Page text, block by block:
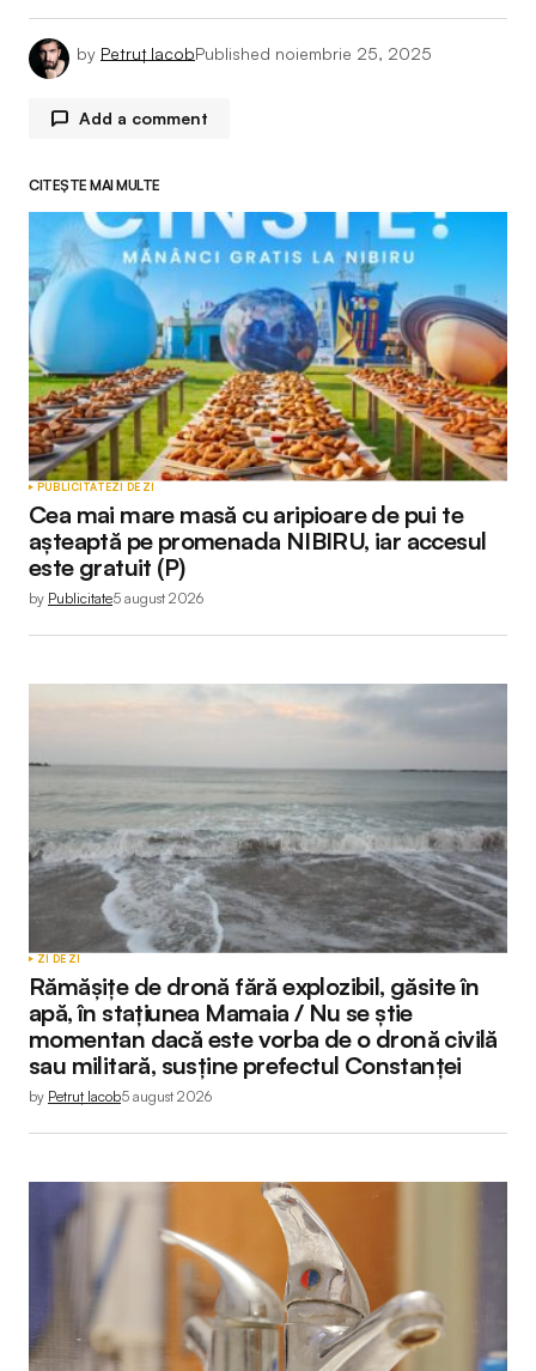
by Petruț IacobPublished noiembrie 25, 2025
Add a comment
Adresa ta de email nu va fi publicată. Câmpurile
obligatorii sunt marcate cu*
Comment*
Your Name*
Your E-mail*
CITEȘTE MAI MULTE
PUBLICITATEZI DE ZI
Cea mai mare masă cu aripioare de pui te
așteaptă pe promenada NIBIRU, iar accesul
este gratuit (P)
by Publicitate5 august 2026
ZI DE ZI
Rămășițe de dronă fără explozibil, găsite în
apă, în stațiunea Mamaia / Nu se știe
momentan dacă este vorba de o dronă civilă
sau militară, susține prefectul Constanței
by Petruț Iacob5 august 2026